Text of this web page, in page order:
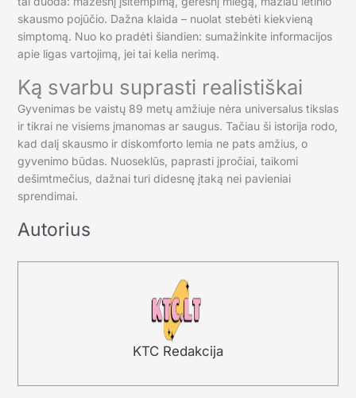
skausmo pojūčio. Dažna klaida – nuolat stebėti kiekvieną
simptomą. Nuo ko pradėti šiandien: sumažinkite informacijos
apie ligas vartojimą, jei tai kelia nerimą.
Ką svarbu suprasti realistiškai
Gyvenimas be vaistų 89 metų amžiuje nėra universalus tikslas
ir tikrai ne visiems įmanomas ar saugus. Tačiau ši istorija rodo,
kad dalį skausmo ir diskomforto lemia ne pats amžius, o
gyvenimo būdas. Nuoseklūs, paprasti įpročiai, taikomi
dešimtmečius, dažnai turi didesnę įtaką nei pavieniai
sprendimai.
Autorius
KTC Redakcija